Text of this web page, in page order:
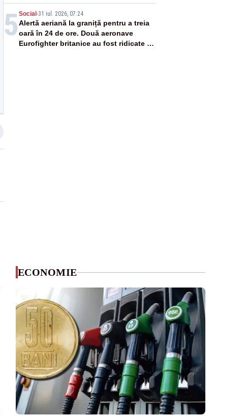
5 Social -31 iul. 2026, 07:24
Alertă aeriană la graniță pentru a treia
oară în 24 de ore. Două aeronave
Eurofighter britanice au fost ridicate de
ECONOMIE